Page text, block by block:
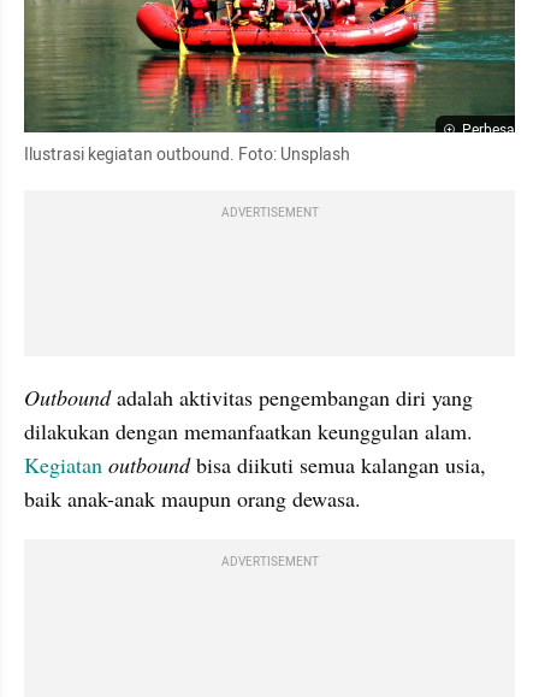
Perbesar
Ilustrasi kegiatan outbound. Foto: Unsplash
ADVERTISEMENT
Outbound adalah aktivitas pengembangan diri yang
Kegiatan outbound bisa diikuti semua kalangan usia,
baik anak-anak maupun orang dewasa.
ADVERTISEMENT